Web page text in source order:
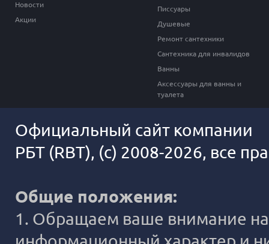
Новости
Акции
Писсуары
Душевые
Ремонт сантехники
Сантехника для инвалидов
Ванны
Аксессуары для ванны и
туалета
Официальный сайт компании
РБТ (RBT), (c) 2008-2026, все
Общие положения:
1. Обращаем ваше внимание на